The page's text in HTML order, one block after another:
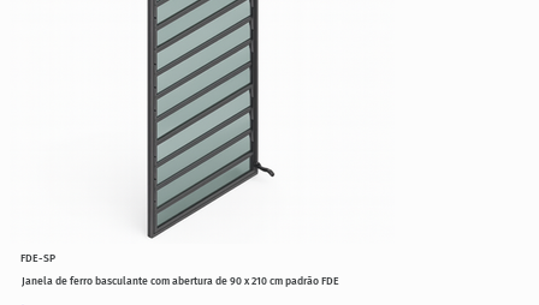
Janela de ferro basculante com abertura de 90 x 210 cm padrão FDE
FDE-SP